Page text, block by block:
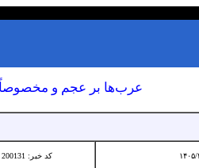
عرب‌ها بر عجم و مخصوصاً
کد خبر: 200131